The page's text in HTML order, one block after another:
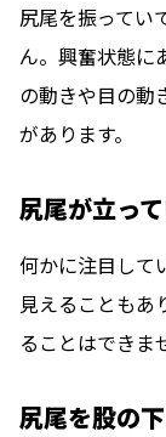
尻尾を振ってい
ん。興奮状態に
の動きや目の動
があります。
尻尾が立っ
何かに注目して
見えることもあ
ることはできま
尻尾を股の